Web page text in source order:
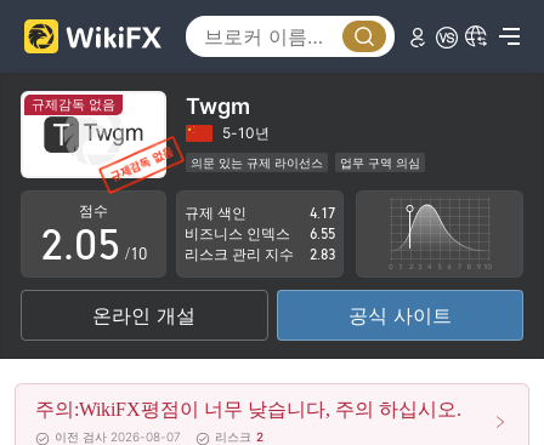
규제감독 없음 Twgm
5-10년
의문 있는 규제 라이선스
업무 구역 의심
잠재적 위험성이 높음
점수
0
1
2
3
4
5
.0
1
2
3
1
2
3
4
5
6
7
8
/10
규제 색인
4.17
비즈니스 인덱스
6.55
리스크 관리 지수
2.83
온라인 개설 공식 사이트
주의:WikiFX평점이 너무 낮습니다, 주의 하십시오.
이전 검사 2026-08-07 리스크 2